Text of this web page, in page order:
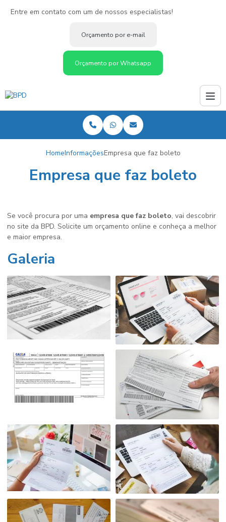
Entre em contato com um de nossos especialistas!
Orçamento por e-mail
Orçamento por Whatsapp
HomeInformaçõesEmpresa que faz boleto
Empresa que faz boleto
Se você procura por uma empresa que faz boleto, vai descobrir
no site da BPD. Solicite um orçamento online e conheça a melhor
e maior empresa.
Galeria